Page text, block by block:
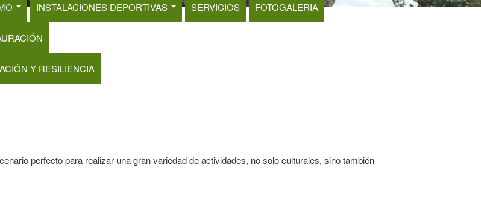
INSTALACIONES DEPORTIVAS SERVICIOS FOTOGALERIA
Y RESILIENCIA
perfecto para realizar una gran variedad de actividades, no solo culturales, sino también